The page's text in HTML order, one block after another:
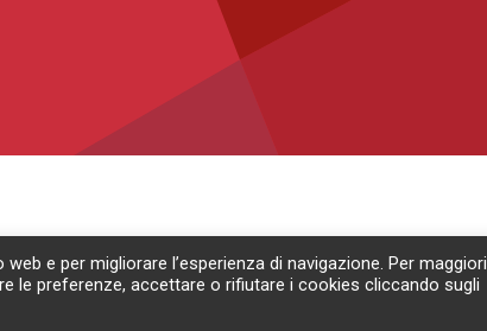
e per migliorare l’esperienza di navigazione. Per maggiori
le preferenze, accettare o rifiutare i cookies cliccando sugli